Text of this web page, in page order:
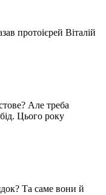
протоієрей Віталій
Але треба
Цього року
Та саме вони й